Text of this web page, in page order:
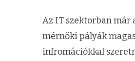
Az IT szektorban már
mérnöki pályák
infromációkkal